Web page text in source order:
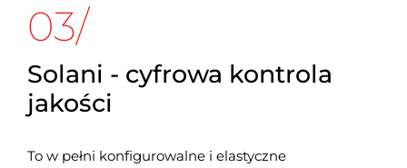
03/
Solani - cyfrowa kontrola
jakości
To w pełni konfigurowalne i elastyczne